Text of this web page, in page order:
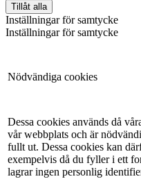
Tillåt alla
Inställningar för samtycke
Inställningar för samtycke
Nödvändiga cookies
Dessa cookies används då
vår webbplats och är
fullt ut. Dessa cookies kan
exempelvis då du fyller i ett
lagrar ingen personlig